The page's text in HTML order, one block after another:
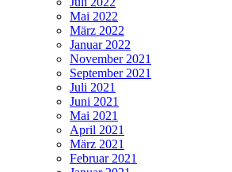
Mai 2022
März 2022
Januar 2022
November 2021
September 2021
Juli 2021
Juni 2021
Mai 2021
April 2021
März 2021
Februar 2021